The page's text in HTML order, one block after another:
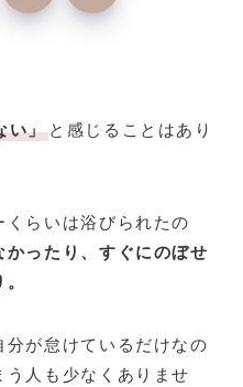
い」 と感じることはあり
くらいは浴びられたの
かったり、すぐにのぼせ
分が怠けているだけなの
人も少なくありませ